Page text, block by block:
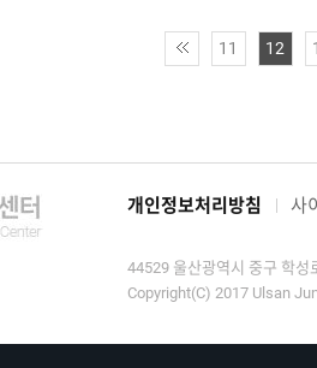
11 12
개인정보처리방침 사
44529 울산광역시 중구 학
Copyright(C) 2017 Ulsan